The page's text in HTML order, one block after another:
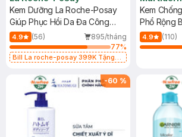
Kem Dưỡng La Roche-Posay
Giúp Phục Hồi Da Đa Công
Dụng 40ml
4.9 (56)
895/tháng
77%
Bill La roche-posay 399K Tặng
(SL có hạn)
Kem
Phổ Rộng
40ml
4.9 (110)
-60 %